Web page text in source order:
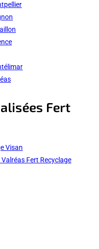
Fert
Visan
Fert Recyclage